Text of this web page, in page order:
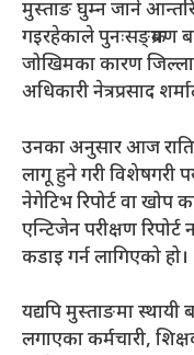
मुस्ताङ घुम्न जाने
गइरहेकाले पुनःसङ्क्रमण
जोखिमका कारण
अधिकारी नेत्रप्रसाद
उनका अनुसार आज
लागू हुने गरी विशेषगरी
नेगेटिभ रिपोर्ट वा खोप
एन्टिजेन परीक्षण
कडाइ गर्न लागिएको हो।
यद्यपि मुस्ताङमा
लगाएका कर्मचारी,